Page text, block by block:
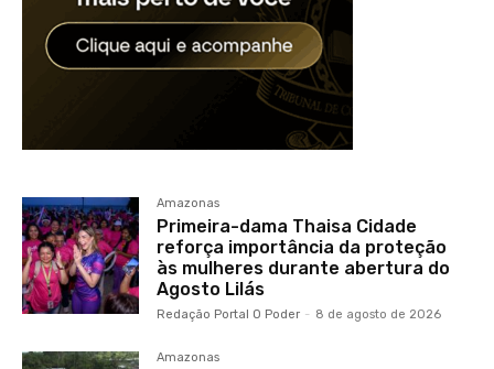
Amazonas
Primeira-dama Thaisa Cidade
reforça importância da proteção
às mulheres durante abertura do
Agosto Lilás
Redação Portal O Poder - 8 de agosto de 2026
Amazonas